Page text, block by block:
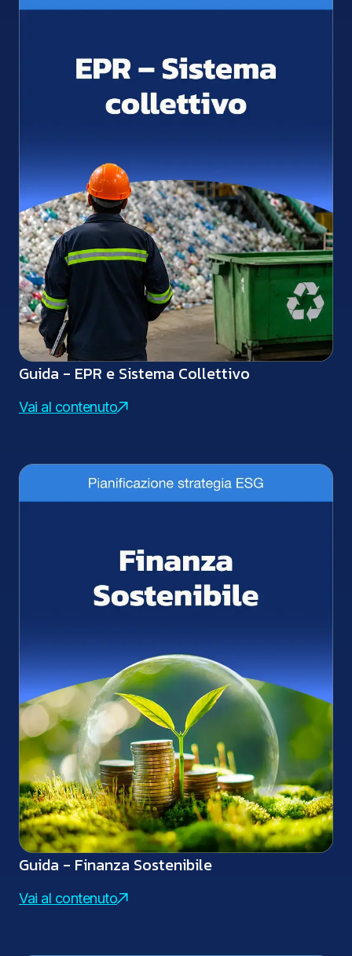
Guida - EPR e Sistema Collettivo
Vai al contenuto
Guida - Finanza Sostenibile
Vai al contenuto